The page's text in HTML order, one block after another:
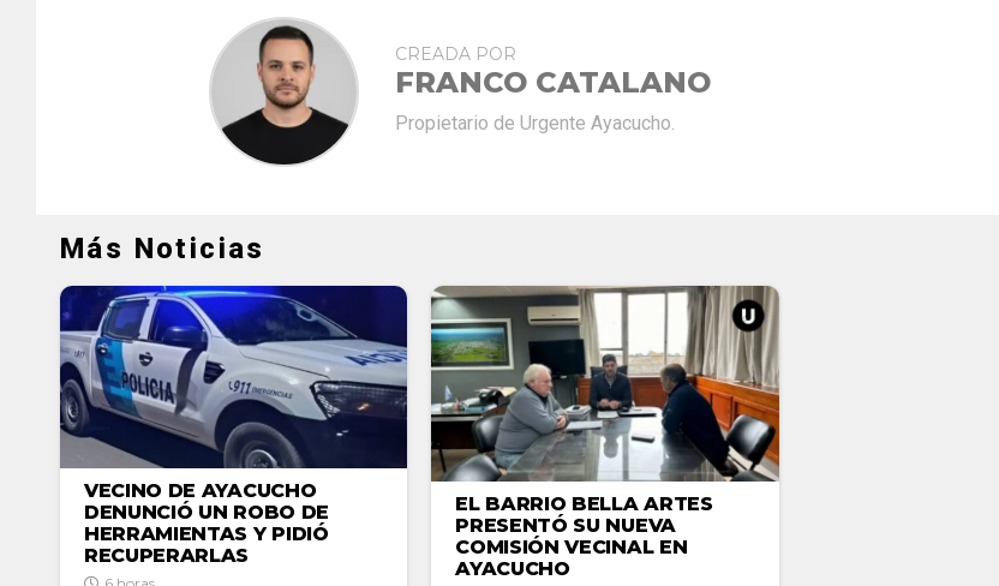
CREADA POR
FRANCO CATALANO
Propietario de Urgente Ayacucho.
Más Noticias
VECINO DE AYACUCHO
DENUNCIÓ UN ROBO DE
HERRAMIENTAS Y PIDIÓ
RECUPERARLAS
EL BARRIO BELLA ARTES
PRESENTÓ SU NUEVA
COMISIÓN VECINAL EN
AYACUCHO